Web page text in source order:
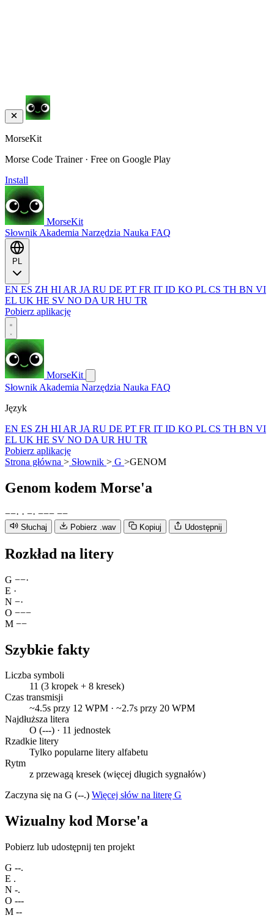
MorseKit
Morse Code Trainer · Free on Google Play
Install
MorseKit
Słownik Akademia Narzędzia Nauka FAQ
EN ES ZH HI AR JA RU DE PT FR IT ID KO PL CS TH BN VI
EL UK HE SV NO DA UR HU TR
Pobierz aplikację
MorseKit
Słownik Akademia Narzędzia Nauka FAQ
Język
EN ES ZH HI AR JA RU DE PT FR IT ID KO PL CS TH BN VI
EL UK HE SV NO DA UR HU TR
Pobierz aplikację
Strona główna > Słownik > G >GENOM
Genom kodem Morse'a
−−· · −· −−− −−
Słuchaj Pobierz .wav Kopiuj Udostępnij
Rozkład na litery
G −−·
E ·
N −·
O −−−
M −−
Szybkie fakty
Liczba symboli
11 (3 kropek + 8 kresek)
Czas transmisji
~4.5s przy 12 WPM · ~2.7s przy 20 WPM
Najdłuższa litera
O (---) · 11 jednostek
Rzadkie litery
Tylko popularne litery alfabetu
Rytm
z przewagą kresek (więcej długich sygnałów)
Zaczyna się na G (--.) Więcej słów na literę G
Wizualny kod Morse'a
Pobierz lub udostępnij ten projekt
G --.
E .
N -.
O ---
M --